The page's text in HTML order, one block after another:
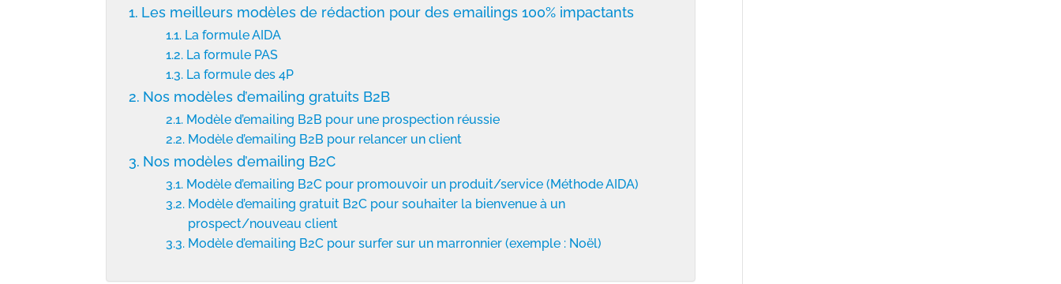
Les meilleurs modèles de rédaction pour des emailings 100% impactants
La formule AIDA
La formule PAS
La formule des 4P
Nos modèles d’emailing gratuits B2B
Modèle d’emailing B2B pour une prospection réussie
Modèle d’emailing B2B pour relancer un client
Nos modèles d’emailing B2C
Modèle d’emailing B2C pour promouvoir un produit/service (Méthode AIDA)
Modèle d’emailing gratuit B2C pour souhaiter la bienvenue à un
prospect/nouveau client
Modèle d’emailing B2C pour surfer sur un marronnier (exemple : Noël)